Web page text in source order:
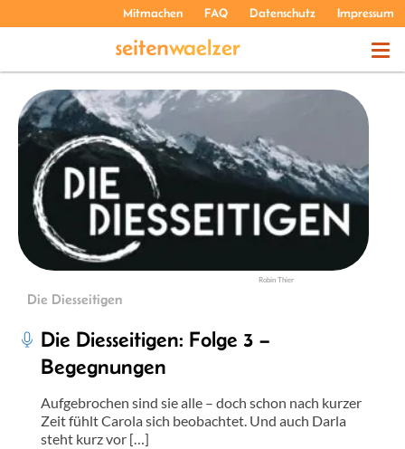
Mitmachen FAQ Datenschutz Impressum
THEMEN
PODCASTS
ÜBER UNS
Robin Thier
Die Diesseitigen
Die Diesseitigen: Folge 3 –
Begegnungen
Aufgebrochen sind sie alle – doch schon nach kurzer
Zeit fühlt Carola sich beobachtet. Und auch Darla
steht kurz vor […]